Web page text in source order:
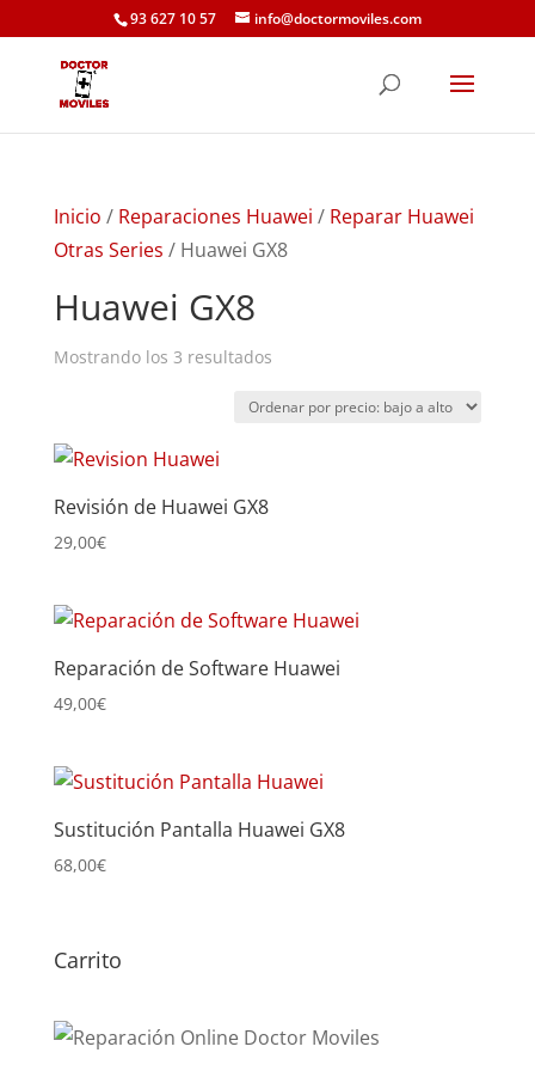
93 627 10 57 info@doctormoviles.com
Inicio / Reparaciones Huawei / Reparar Huawei
Otras Series / Huawei GX8
Huawei GX8
Mostrando los 3 resultadosOrdenado
precio:
Revisión de Huawei GX8
29,00€
Reparación de Software Huawei
49,00€
Sustitución Pantalla Huawei GX8
68,00€
Carrito